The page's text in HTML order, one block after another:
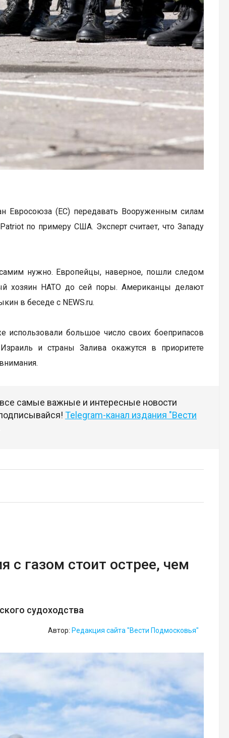
Евросоюза (ЕС) передавать Вооруженным силам
по примеру США. Эксперт считает, что Западу
нужно. Европейцы, наверное, пошли следом
хозяин НАТО до сей поры. Американцы делают
в беседе с NEWS.ru.
большое число своих боеприпасов
и страны Залива окажутся в приоритете
самые важные и интересные новости
Telegram-канал издания "Вести
с газом стоит острее, чем
судоходства
Автор: Редакция сайта "Вести Подмосковья"